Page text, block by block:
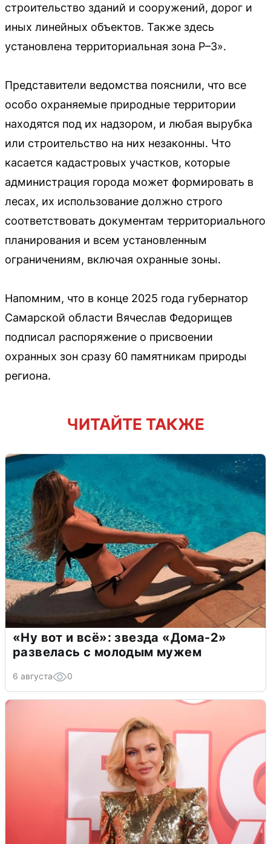
строительство зданий и сооружений, дорог и
иных линейных объектов. Также здесь
установлена территориальная зона Р–3».
Представители ведомства пояснили, что все
особо охраняемые природные территории
находятся под их надзором, и любая вырубка
или строительство на них незаконны. Что
касается кадастровых участков, которые
администрация города может формировать в
лесах, их использование должно строго
соответствовать документам территориального
планирования и всем установленным
ограничениям, включая охранные зоны.
Напомним, что в конце 2025 года губернатор
Самарской области Вячеслав Федорищев
подписал распоряжение о присвоении
охранных зон сразу 60 памятникам природы
региона.
ЧИТАЙТЕ ТАКЖЕ
«Ну вот и всё»: звезда «Дома-2»
развелась с молодым мужем
6 августа 0